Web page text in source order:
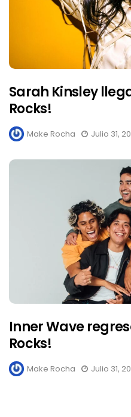
Sarah Kinsley
Rocks!
Make Rocha Julio 31,
Inner Wave
Rocks!
Make Rocha Julio 31,